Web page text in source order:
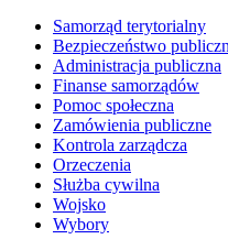
Samorząd terytorialny
Bezpieczeństwo
Administracja publiczna
Finanse samorządów
Pomoc społeczna
Zamówienia publiczne
Kontrola zarządcza
Orzeczenia
Służba cywilna
Wojsko
Wybory